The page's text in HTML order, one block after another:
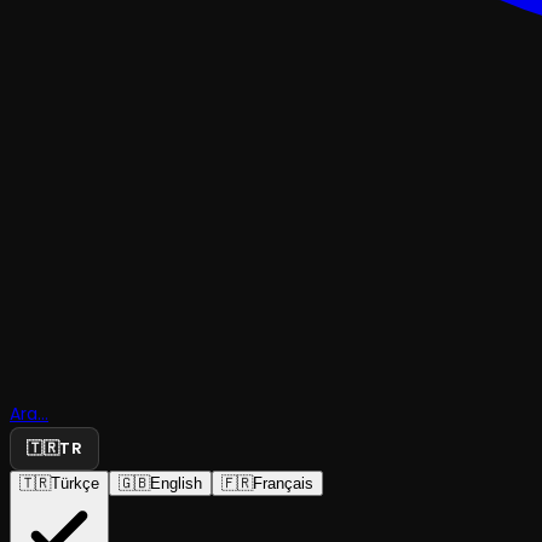
Ara...
🇹🇷TR
🇹🇷Türkçe 🇬🇧English 🇫🇷Français
ve Altın